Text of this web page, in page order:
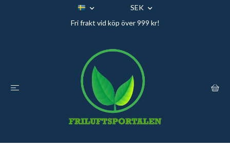
SEK
Fri frakt vid köp över 999 kr!